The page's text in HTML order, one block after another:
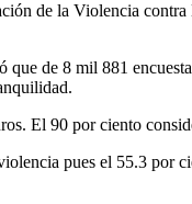
de la Violencia
de 8 mil 881
El 90 por ciento
pues el 55.3 por